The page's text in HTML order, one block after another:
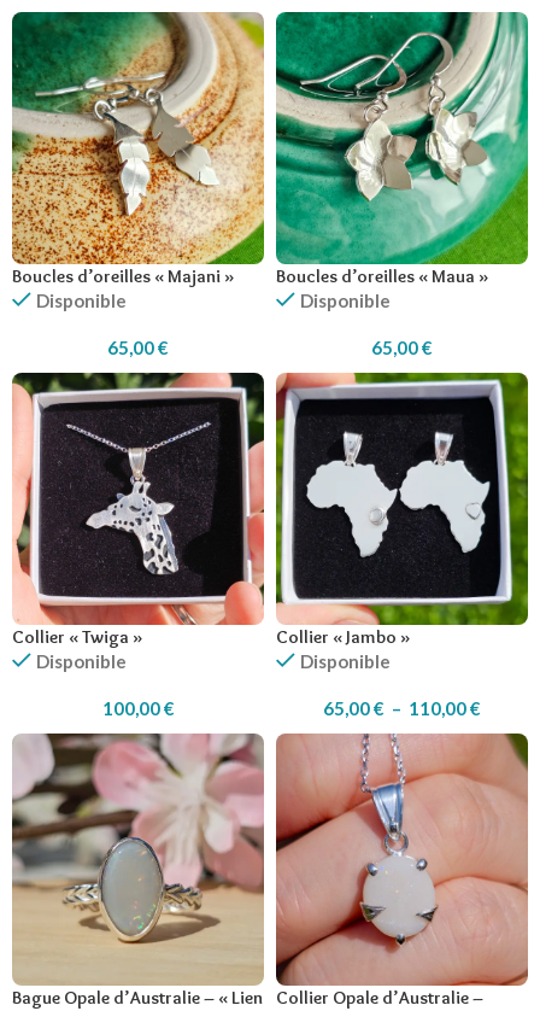
Boucles d’oreilles « Majani »
Disponible
65,00€
Boucles d’oreilles « Maua »
Disponible
65,00€
Collier « Twiga »
Disponible
100,00€
Collier « Jambo »
Disponible
65,00€ – 110,00€
Bague Opale d’Australie – « Lien
Collier Opale d’Australie –